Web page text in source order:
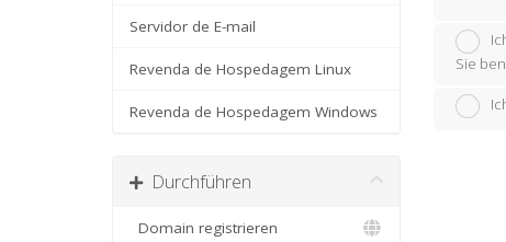
Servidor de E-mail
Revenda de Hospedagem Linux
Revenda de Hospedagem Windows
Durchführen
Domain registrieren
Sie